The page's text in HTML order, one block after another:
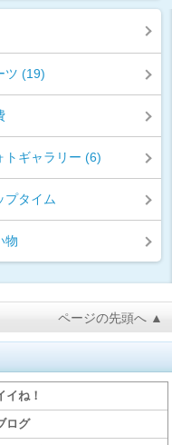
ツ (19)
トギャラリー (6)
プタイム
物
ページの先頭へ ▲
イね！
ログ